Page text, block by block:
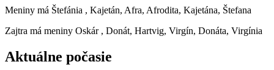
Meniny má Štefánia , Kajetán, Afra, Afrodita, Kajetána, Štefana
Zajtra má meniny Oskár , Donát, Hartvig, Virgín, Donáta, Virgínia
Aktuálne počasie